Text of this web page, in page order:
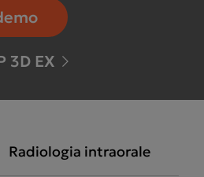
3D EX
Radiologia intraorale